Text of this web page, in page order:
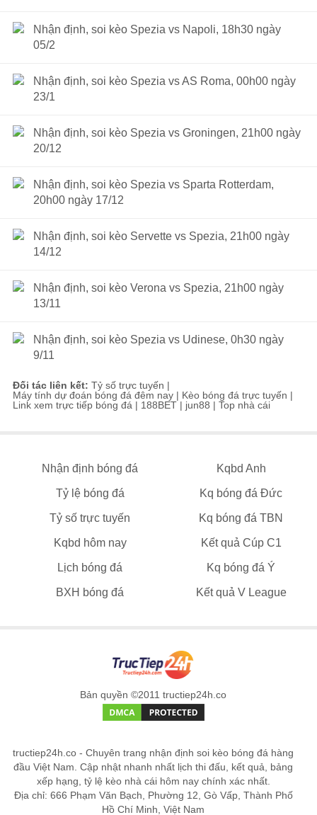
Nhận định, soi kèo Spezia vs Napoli, 18h30 ngày
05/2
Nhận định, soi kèo Spezia vs AS Roma, 00h00 ngày
23/1
Nhận định, soi kèo Spezia vs Groningen, 21h00 ngày
20/12
Nhận định, soi kèo Spezia vs Sparta Rotterdam,
20h00 ngày 17/12
Nhận định, soi kèo Servette vs Spezia, 21h00 ngày
14/12
Nhận định, soi kèo Verona vs Spezia, 21h00 ngày
13/11
Nhận định, soi kèo Spezia vs Udinese, 0h30 ngày
9/11
Đối tác liên kết: Tỷ số trực tuyến |
Máy tính dự đoán bóng đá đêm nay | Kèo bóng đá trực tuyến |
Link xem trực tiếp bóng đá | 188BET | jun88 | Top nhà cái
Nhận định bóng đá Kqbd Anh
Tỷ lệ bóng đá Kq bóng đá Đức
Tỷ số trực tuyến Kq bóng đá TBN
Kqbd hôm nay Kết quả Cúp C1
Lịch bóng đá Kq bóng đá Ý
BXH bóng đá Kết quả V League
Bản quyền ©2011 tructiep24h.co
tructiep24h.co - Chuyên trang nhận định soi kèo bóng đá hàng
đầu Việt Nam. Cập nhật nhanh nhất lịch thi đấu, kết quả, bảng
xếp hạng, tỷ lệ kèo nhà cái hôm nay chính xác nhất.
Địa chỉ: 666 Phạm Văn Bạch, Phường 12, Gò Vấp, Thành Phố
Hồ Chí Minh, Việt Nam